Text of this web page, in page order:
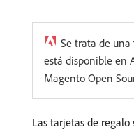
Se trata de
está disponible en
Magento Open
Las tarjetas de